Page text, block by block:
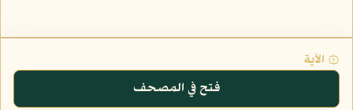
۞ الآية
فتح في المصحف